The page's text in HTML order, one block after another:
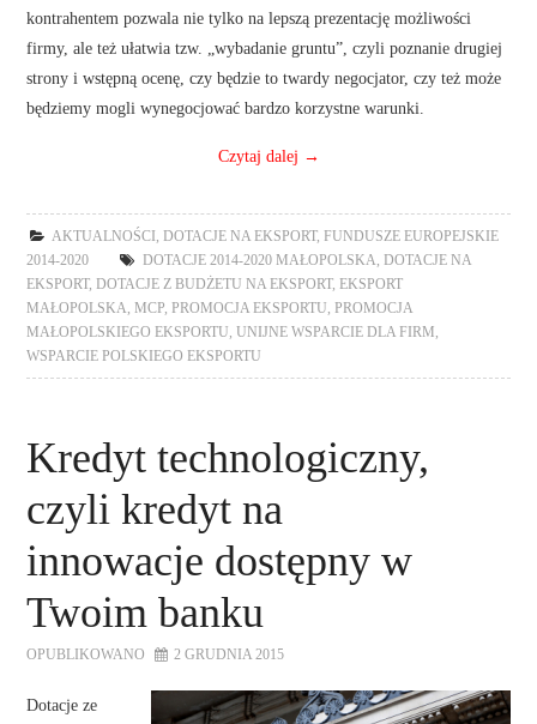
kontrahentem pozwala nie tylko na lepszą prezentację możliwości
firmy, ale też ułatwia tzw. „wybadanie gruntu”, czyli poznanie drugiej
strony i wstępną ocenę, czy będzie to twardy negocjator, czy też może
będziemy mogli wynegocjować bardzo korzystne warunki.
Czytaj dalej →
AKTUALNOŚCI DOTACJE NA EKSPORT, FUNDUSZE EUROPEJSKIE
2014-2020
DOTACJE 2014-2020 MAŁOPOLSKA
DOTACJE NA
EKSPORT, DOTACJE Z BUDŻETU NA EKSPORT, EKSPORT
MAŁOPOLSKA
MCP PROMOCJA EKSPORTU
PROMOCJA
MAŁOPOLSKIEGO EKSPORTU
UNIJNE WSPARCIE DLA FIRM
WSPARCIE POLSKIEGO EKSPORTU
Kredyt technologiczny,
czyli kredyt na
innowacje dostępny w
Twoim banku
OPUBLIKOWANO 2 GRUDNIA 2015
Dotacje ze